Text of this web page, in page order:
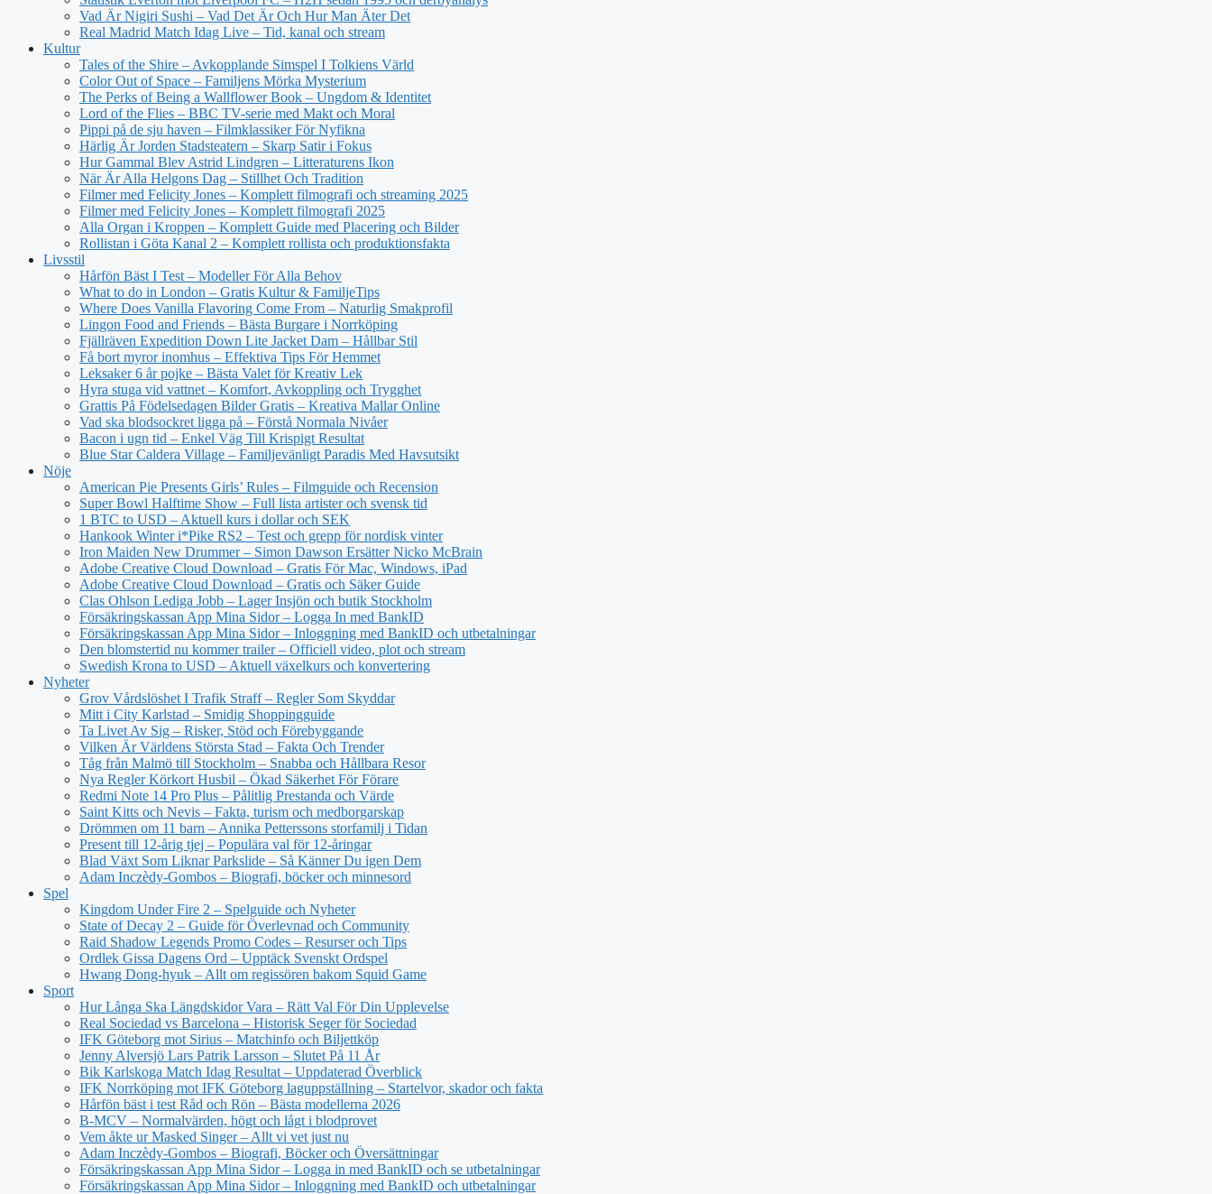
Vad Är Nigiri Sushi – Vad Det Är Och Hur Man Äter Det
Real Madrid Match Idag Live – Tid, kanal och stream
Kultur
Tales of the Shire – Avkopplande Simspel I Tolkiens Värld
Color Out of Space – Familjens Mörka Mysterium
The Perks of Being a Wallflower Book – Ungdom & Identitet
Lord of the Flies – BBC TV-serie med Makt och Moral
Pippi på de sju haven – Filmklassiker För Nyfikna
Härlig Är Jorden Stadsteatern – Skarp Satir i Fokus
Hur Gammal Blev Astrid Lindgren – Litteraturens Ikon
När Är Alla Helgons Dag – Stillhet Och Tradition
Filmer med Felicity Jones – Komplett filmografi och streaming 2025
Filmer med Felicity Jones – Komplett filmografi 2025
Alla Organ i Kroppen – Komplett Guide med Placering och Bilder
Rollistan i Göta Kanal 2 – Komplett rollista och produktionsfakta
Livsstil
Hårfön Bäst I Test – Modeller För Alla Behov
What to do in London – Gratis Kultur & FamiljeTips
Where Does Vanilla Flavoring Come From – Naturlig Smakprofil
Lingon Food and Friends – Bästa Burgare i Norrköping
Fjällräven Expedition Down Lite Jacket Dam – Hållbar Stil
Få bort myror inomhus – Effektiva Tips För Hemmet
Leksaker 6 år pojke – Bästa Valet för Kreativ Lek
Hyra stuga vid vattnet – Komfort, Avkoppling och Trygghet
Grattis På Födelsedagen Bilder Gratis – Kreativa Mallar Online
Vad ska blodsockret ligga på – Förstå Normala Nivåer
Bacon i ugn tid – Enkel Väg Till Krispigt Resultat
Blue Star Caldera Village – Familjevänligt Paradis Med Havsutsikt
Nöje
American Pie Presents Girls’ Rules – Filmguide och Recension
Super Bowl Halftime Show – Full lista artister och svensk tid
1 BTC to USD – Aktuell kurs i dollar och SEK
Hankook Winter i*Pike RS2 – Test och grepp för nordisk vinter
Iron Maiden New Drummer – Simon Dawson Ersätter Nicko McBrain
Adobe Creative Cloud Download – Gratis För Mac, Windows, iPad
Adobe Creative Cloud Download – Gratis och Säker Guide
Clas Ohlson Lediga Jobb – Lager Insjön och butik Stockholm
Försäkringskassan App Mina Sidor – Logga In med BankID
Försäkringskassan App Mina Sidor – Inloggning med BankID och utbetalningar
Den blomstertid nu kommer trailer – Officiell video, plot och stream
Swedish Krona to USD – Aktuell växelkurs och konvertering
Nyheter
Grov Vårdslöshet I Trafik Straff – Regler Som Skyddar
Mitt i City Karlstad – Smidig Shoppingguide
Ta Livet Av Sig – Risker, Stöd och Förebyggande
Vilken Är Världens Största Stad – Fakta Och Trender
Tåg från Malmö till Stockholm – Snabba och Hållbara Resor
Nya Regler Körkort Husbil – Ökad Säkerhet För Förare
Redmi Note 14 Pro Plus – Pålitlig Prestanda och Värde
Saint Kitts och Nevis – Fakta, turism och medborgarskap
Drömmen om 11 barn – Annika Petterssons storfamilj i Tidan
Present till 12-årig tjej – Populära val för 12-åringar
Blad Växt Som Liknar Parkslide – Så Känner Du igen Dem
Adam Inczèdy-Gombos – Biografi, böcker och minnesord
Spel
Kingdom Under Fire 2 – Spelguide och Nyheter
State of Decay 2 – Guide för Överlevnad och Community
Raid Shadow Legends Promo Codes – Resurser och Tips
Ordlek Gissa Dagens Ord – Upptäck Svenskt Ordspel
Hwang Dong-hyuk – Allt om regissören bakom Squid Game
Sport
Hur Långa Ska Längdskidor Vara – Rätt Val För Din Upplevelse
Real Sociedad vs Barcelona – Historisk Seger för Sociedad
IFK Göteborg mot Sirius – Matchinfo och Biljettköp
Jenny Alversjö Lars Patrik Larsson – Slutet På 11 År
Bik Karlskoga Match Idag Resultat – Uppdaterad Överblick
IFK Norrköping mot IFK Göteborg laguppställning – Startelvor, skador och fakta
Hårfön bäst i test Råd och Rön – Bästa modellerna 2026
B-MCV – Normalvärden, högt och lågt i blodprovet
Vem åkte ur Masked Singer – Allt vi vet just nu
Adam Inczèdy-Gombos – Biografi, Böcker och Översättningar
Försäkringskassan App Mina Sidor – Logga in med BankID och se utbetalningar
Försäkringskassan App Mina Sidor – Inloggning med BankID och utbetalningar